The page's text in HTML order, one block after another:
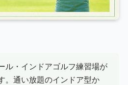
ル・インドアゴルフ練習場が
。通い放題のインドア型か